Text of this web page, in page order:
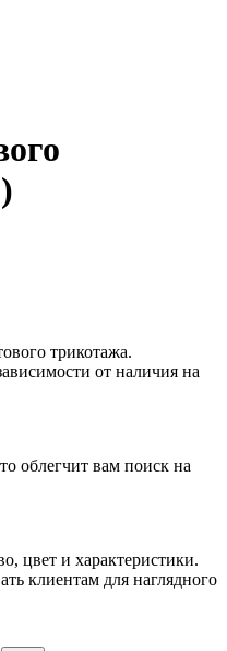
трикотажа.
от наличия на
облегчит вам поиск на
цвет и характеристики.
клиентам для наглядного